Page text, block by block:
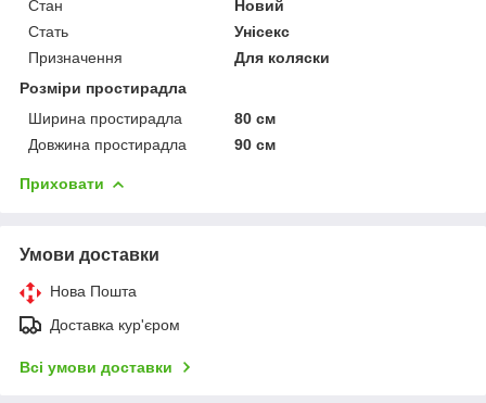
Стан
Новий
Стать
Унісекс
Призначення
Для коляски
Розміри простирадла
Ширина простирадла
80 см
Довжина простирадла
90 см
Приховати
Умови доставки
Нова Пошта
Доставка кур'єром
Всі умови доставки